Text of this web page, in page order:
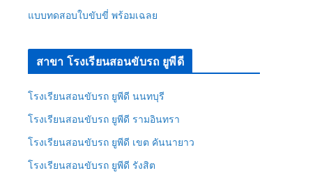
แบบทดสอบใบขับขี่ พร้อมเฉลย
สาขา โรงเรียนสอนขับรถ ยูพีดี
โรงเรียนสอนขับรถ ยูพีดี นนทบุรี
โรงเรียนสอนขับรถ ยูพีดี รามอินทรา
โรงเรียนสอนขับรถ ยูพีดี เขต คันนายาว
โรงเรียนสอนขับรถ ยูพีดี รังสิต